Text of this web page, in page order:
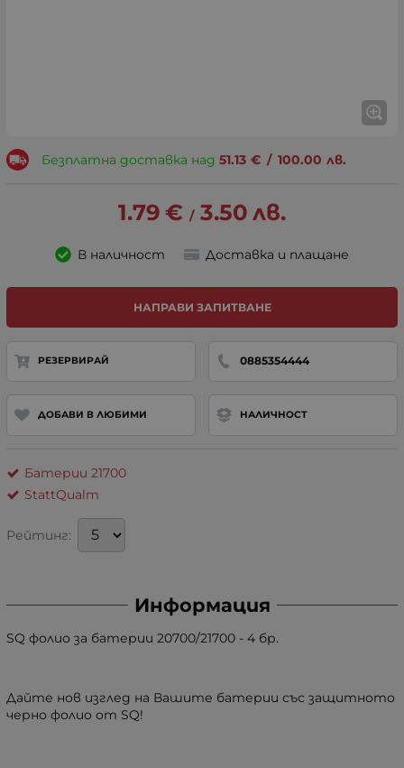
Безплатна доставка над 51.13 € / 100.00 лв.
1.79 € / 3.50 лв.
В наличност Доставка и плащане
НАПРАВИ ЗАПИТВАНЕ
РЕЗЕРВИРАЙ 0885354444
ДОБАВИ В ЛЮБИМИ НАЛИЧНОСТ
Батерии 21700
StattQualm
Рейтинг:
Информация
SQ фолио за батерии 20700/21700 - 4 бр.
Дайте нов изглед на Вашите батерии със защитното
черно фолио от SQ!